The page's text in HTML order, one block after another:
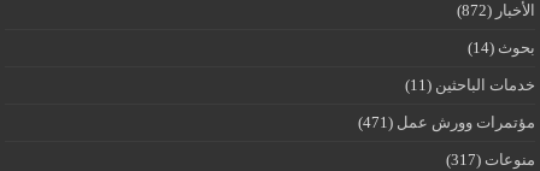
الأخبار (872)
بحوث (14)
خدمات الباحثين (11)
مؤتمرات وورش عمل (471)
منوعات (317)